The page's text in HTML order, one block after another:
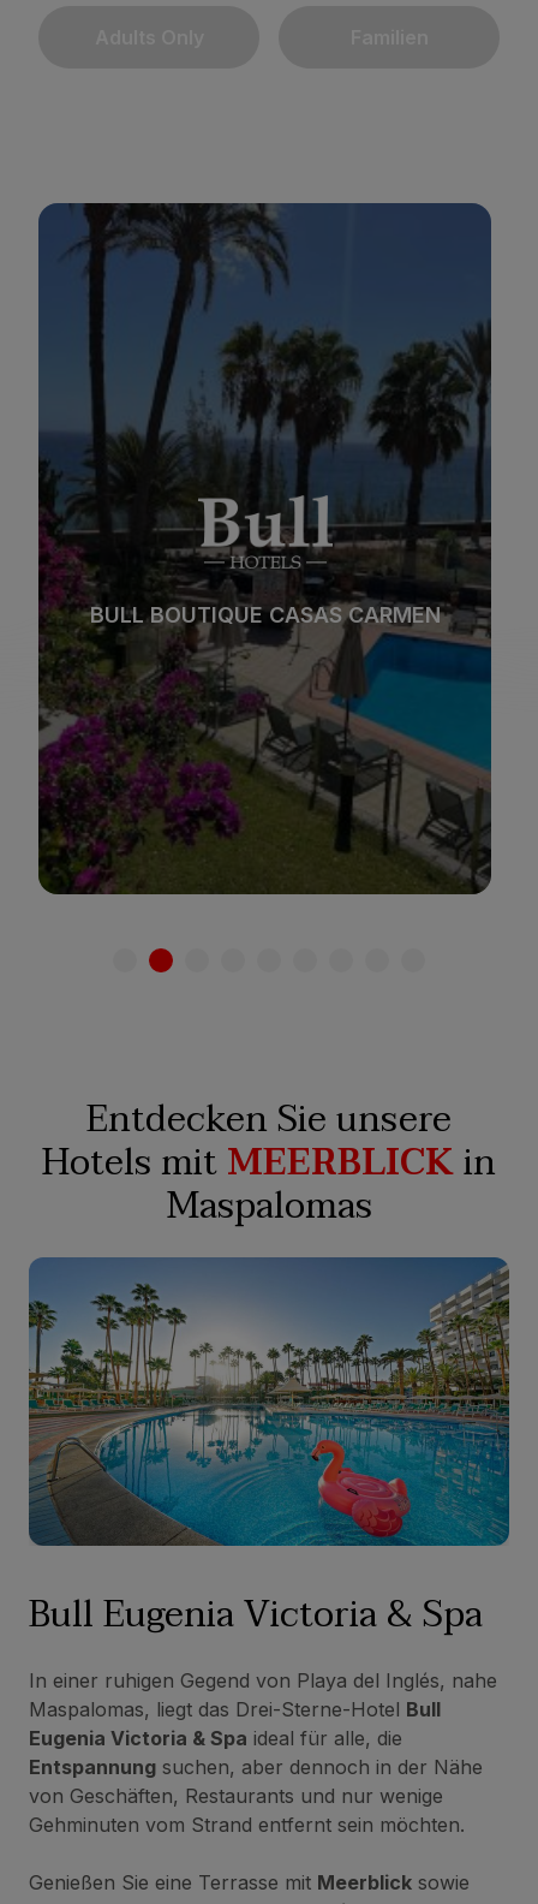
BULL BOUTIQUE CASAS CARMEN
BULL BOUTIQUE CASAS CARMEN
Strand Spa
All Inclusive
Adults Only Familien
Siehe hotel
Entdecken Sie unsere
Hotels mitMEERBLICKin
Maspalomas
Bull Eugenia Victoria & Spa
In einer ruhigen Gegend von Playa del Inglés, nahe
Maspalomas, liegt das Drei-Sterne-Hotel Bull
Eugenia Victoria & Spa ideal für alle, die
Entspannung suchen, aber dennoch in der Nähe
von Geschäften, Restaurants und nur wenige
Gehminuten vom Strand entfernt sein möchten.
Genießen Sie eine Terrasse mit Meerblick sowie